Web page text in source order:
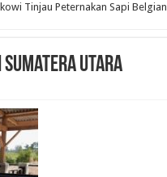
Tinjau Peternakan Sapi Belgian
Sumatera Utara